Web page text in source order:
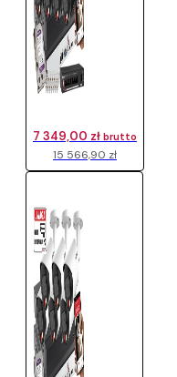
15 566,90 zł
7 349,00 zł brutto